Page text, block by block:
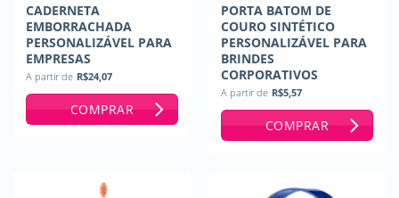
CADERNETA
EMBORRACHADA
PERSONALIZÁVEL PARA
EMPRESAS
A partir de R$24,07
COMPRAR
PORTA BATOM DE
COURO SINTÉTICO
PERSONALIZÁVEL PARA
BRINDES
CORPORATIVOS
A partir de R$5,57
COMPRAR